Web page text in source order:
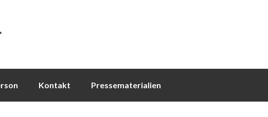
Kontakt Pressematerialien